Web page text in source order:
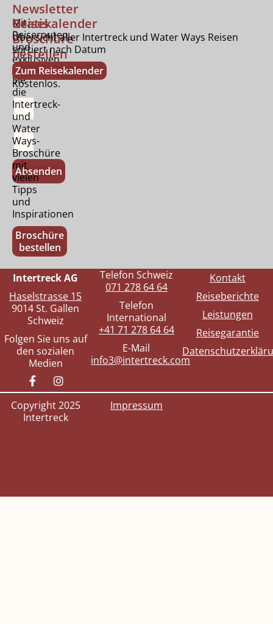
Newsletter
Mit
Reiserouten
und
exklusiven
Tipps.
Kostenlos.
Absenden
Gratis
Broschüre
bestellen
Bestellen
Sie
die
Intertreck-
und
Water
Ways-
Broschüre
mit
vielen
Tipps
und
Inspirationen
Broschüre
bestellen
Reisekalender
Übersicht aller Intertreck und Water Ways Reisen
sortiert nach Datum
Zum Reisekalender
Intertreck AG
Haselstrasse 15
9014 St. Gallen
Schweiz
Folgen Sie uns auf
den sozialen
Medien
Telefon Schweiz
071 278 64 64
Telefon
International
+41 71 278 64 64
E-Mail
info3@intertreck.com
Kontakt
Reiseberichte
Leistungen
Reisegarantie
Copyright 2025
Intertreck
Impressum